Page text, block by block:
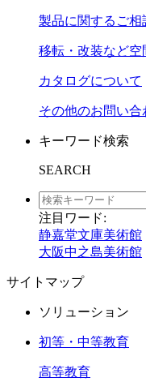
製品に関するご相
移転・改装など
カタログについて
その他のお問い合
キーワード検索
SEARCH
注目ワード:
静嘉堂文庫美術館
大阪中之島美術館
サイトマップ
ソリューション
初等・中等教育
高等教育